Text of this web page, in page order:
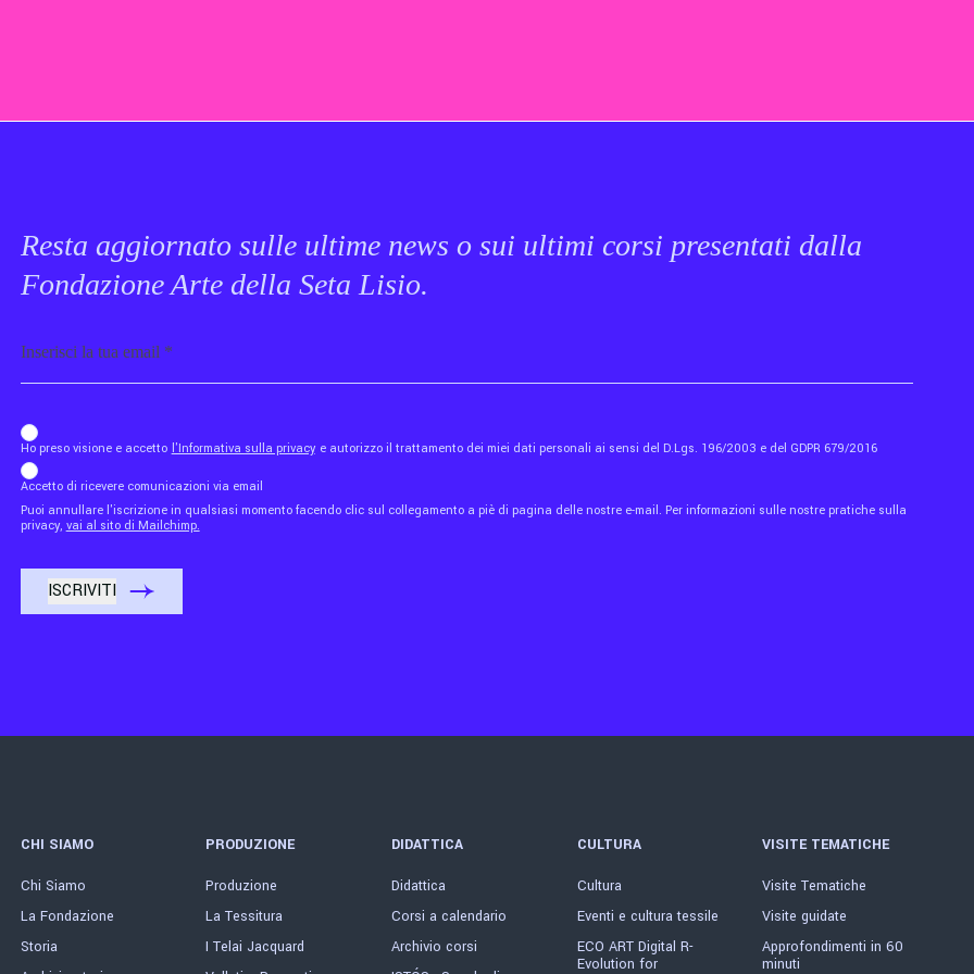
Resta aggiornato sulle ultime news o sui ultimi corsi presentati dalla
Fondazione Arte della Seta Lisio.
b_b43a7bd9734c7124b3be52921_1911023b36
Ho preso visione e accetto l'Informativa sulla privacy e autorizzo il trattamento dei miei dati personali ai sensi del D.Lgs. 196/2003 e del GDPR 679/2016
Accetto di ricevere comunicazioni via email
Puoi annullare l'iscrizione in qualsiasi momento facendo clic sul collegamento a piè di pagina delle nostre e-mail. Per informazioni sulle nostre pratiche sulla
privacy, vai al sito di Mailchimp.
CHI SIAMO
Chi Siamo
La Fondazione
Storia
PRODUZIONE
Produzione
La Tessitura
I Telai Jacquard
DIDATTICA
Didattica
Corsi a calendario
Archivio corsi
CULTURA
Cultura
Eventi e cultura tessile
ECO ART Digital R-
Evolution for
VISITE TEMATICHE
Visite Tematiche
Visite guidate
Approfondimenti in 60
minuti